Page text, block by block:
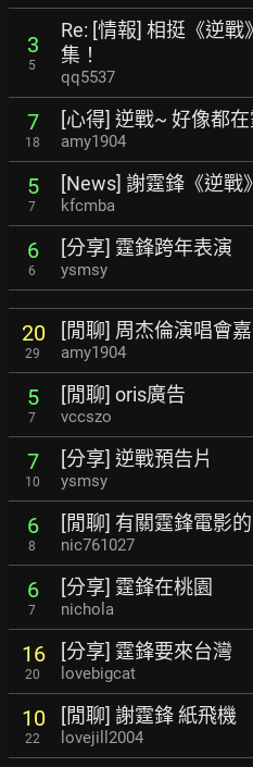
3
5
Re: [情報] 相挺《逆
集！
qq5537
7
18
[心得] 逆戰~ 好像都
amy1904
5
7
[News] 謝霆鋒《逆
kfcmba
6
6
[分享] 霆鋒跨年表演
ysmsy
20
29
[閒聊] 周杰倫演唱會
amy1904
5
7
[閒聊] oris廣告
vccszo
7
10
[分享] 逆戰預告片
ysmsy
6
8
[閒聊] 有關霆鋒電影
nic761027
6
7
[分享] 霆鋒在桃園
nichola
16
20
[分享] 霆鋒要來台灣
lovebigcat
10
22
[閒聊] 謝霆鋒 紙飛機
lovejill2004